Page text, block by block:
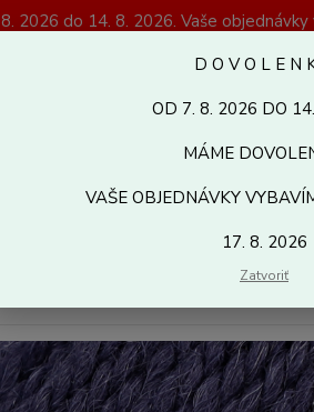
2026 do 14. 8. 2026. Vaše
NEPAL UNI
D O V O L E N
OD 7. 8. 2026 DO
MÁME
VAŠE OBJEDNÁVKY
17. 8. 2026
Zatvoriť